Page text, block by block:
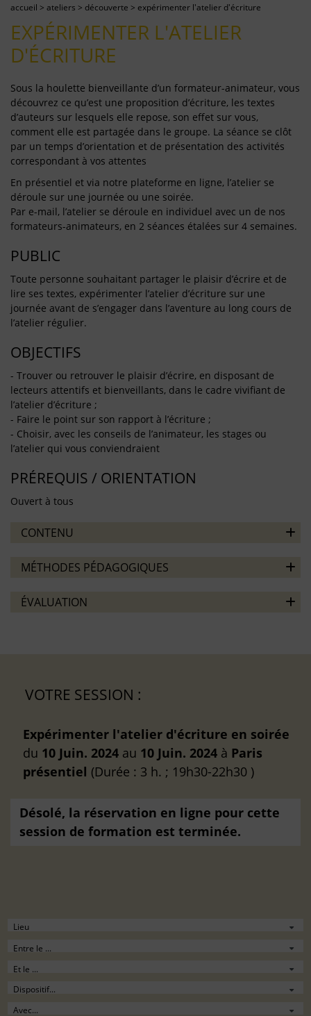
accueil > ateliers > découverte > expérimenter l'atelier d'écriture
EXPÉRIMENTER L'ATELIER
D'ÉCRITURE
Sous la houlette bienveillante d’un formateur-animateur, vous
découvrez ce qu’est une proposition d’écriture, les textes
d’auteurs sur lesquels elle repose, son effet sur vous,
comment elle est partagée dans le groupe. La séance se clôt
par un temps d’orientation et de présentation des activités
correspondant à vos attentes
En présentiel et via notre plateforme en ligne, l’atelier se
déroule sur une journée ou une soirée.
Par e-mail, l’atelier se déroule en individuel avec un de nos
formateurs-animateurs, en 2 séances étalées sur 4 semaines.
PUBLIC
Toute personne souhaitant partager le plaisir d’écrire et de
lire ses textes, expérimenter l’atelier d’écriture sur une
journée avant de s’engager dans l’aventure au long cours de
l’atelier régulier.
OBJECTIFS
- Trouver ou retrouver le plaisir d’écrire, en disposant de
lecteurs attentifs et bienveillants, dans le cadre vivifiant de
l’atelier d’écriture ;
- Faire le point sur son rapport à l’écriture ;
- Choisir, avec les conseils de l’animateur, les stages ou
l’atelier qui vous conviendraient
PRÉREQUIS / ORIENTATION
Ouvert à tous
CONTENU
MÉTHODES PÉDAGOGIQUES
ÉVALUATION
VOTRE SESSION :
Expérimenter l'atelier d'écriture en soirée
du 10 Juin. 2024 au 10 Juin. 2024 à Paris
présentiel (Durée : 3 h. ; 19h30-22h30 )
Désolé, la réservation en ligne pour cette
session de formation est terminée.